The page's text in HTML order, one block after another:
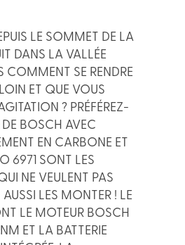
LE SOMMET DE LA
DANS LA VALLÉE
COMMENT SE RENDRE
ET QUE VOUS
? PRÉFÉREZ-
BOSCH AVEC
EN CARBONE ET
6971 SONT LES
NE VEULENT PAS
LES MONTER ! LE
LE MOTEUR BOSCH
ET LA BATTERIE